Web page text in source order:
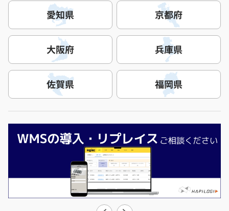
愛知県 京都府
大阪府 兵庫県
佐賀県 福岡県